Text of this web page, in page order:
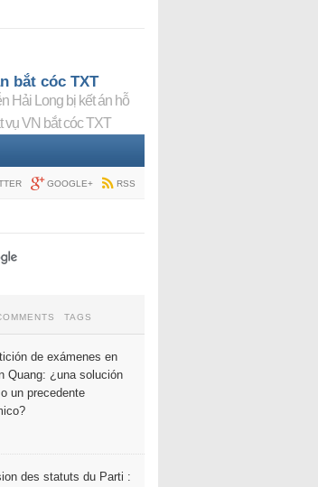
bắt cóc TXT
Hải Long bị kết án hỗ
vụ VN bắt cóc TXT
GOOGLE+ RSS
TAGS
de exámenes en
Quang: ¿una solución
un precedente
des statuts du Parti :